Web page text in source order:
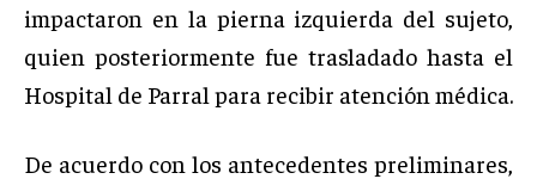
impactaron en la pierna izquierda del sujeto,
quien posteriormente fue trasladado hasta el
Hospital de Parral para recibir atención médica.
De acuerdo con los antecedentes preliminares,